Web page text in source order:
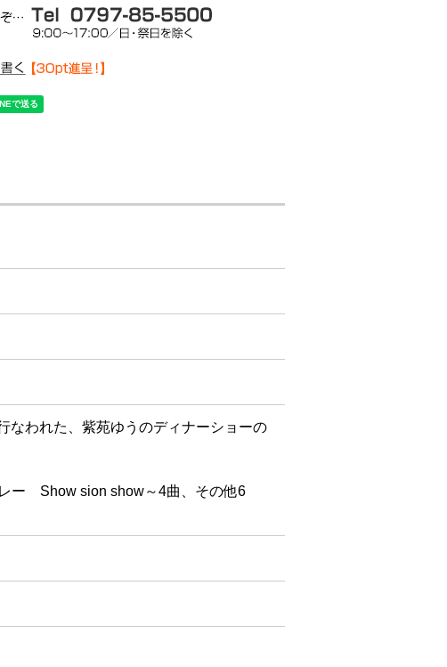
なわれた、紫苑ゆうのディナーショーの
ー Show sion show～4曲、その他6